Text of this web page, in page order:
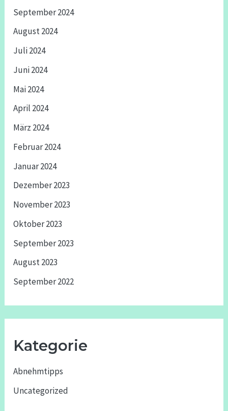
September 2024
August 2024
Juli 2024
Juni 2024
Mai 2024
April 2024
März 2024
Februar 2024
Januar 2024
Dezember 2023
November 2023
Oktober 2023
September 2023
August 2023
September 2022
Kategorie
Abnehmtipps
Uncategorized